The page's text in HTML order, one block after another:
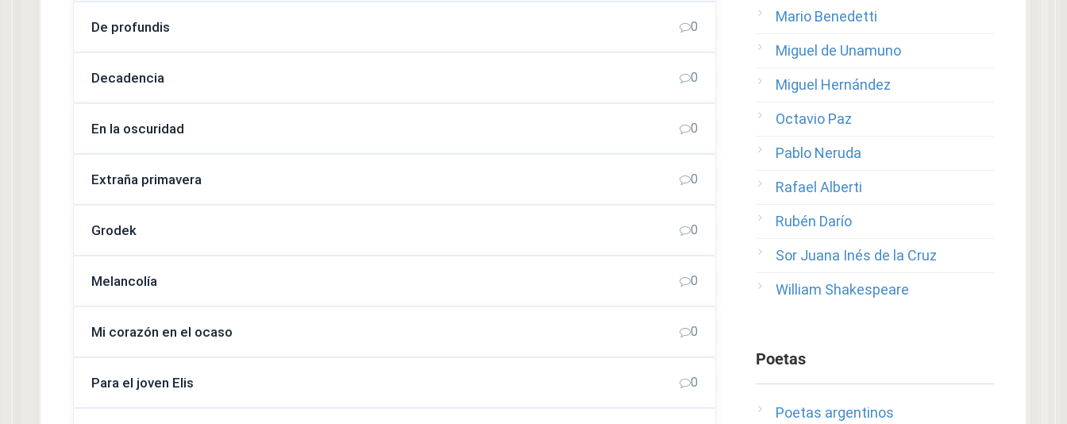
De profundis 0
Decadencia 0
En la oscuridad 0
Extraña primavera 0
Grodek 0
Melancolía 0
Mi corazón en el ocaso 0
Para el joven Elis 0
Mario Benedetti
Miguel de Unamuno
Miguel Hernández
Octavio Paz
Pablo Neruda
Rafael Alberti
Rubén Darío
Sor Juana Inés de la Cruz
William Shakespeare
Poetas
Poetas argentinos